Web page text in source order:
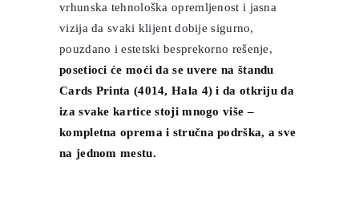
vrhunska tehnološka opremljenost i jasna
vizija da svaki klijent dobije sigurno,
pouzdano i estetski besprekorno rešenje,
posetioci će moći da se uvere na štandu
Cards Printa (4014, Hala 4) i da otkriju da
iza svake kartice stoji mnogo više –
kompletna oprema i stručna podrška, a sve
na jednom mestu.